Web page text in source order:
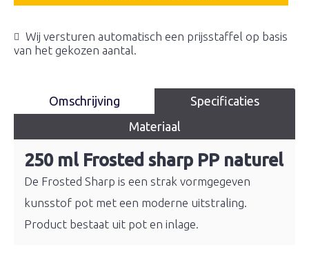
Wij versturen automatisch een prijsstaffel op basis
van het gekozen aantal.
Omschrijving
Specificaties
Materiaal
250 ml Frosted sharp PP naturel
De Frosted Sharp is een strak vormgegeven
kunsstof pot met een moderne uitstraling.
Product bestaat uit pot en inlage.